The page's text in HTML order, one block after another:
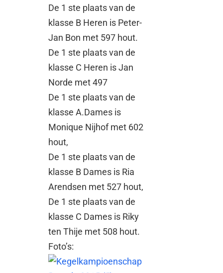
De 1 ste plaats van de
klasse B Heren is Peter-
Jan Bon met 597 hout.
De 1 ste plaats van de
klasse C Heren is Jan
Norde met 497
De 1 ste plaats van de
klasse A.Dames is
Monique Nijhof met 602
hout,
De 1 ste plaats van de
klasse B Dames is Ria
Arendsen met 527 hout,
De 1 ste plaats van de
klasse C Dames is Riky
ten Thije met 508 hout.
Foto’s: